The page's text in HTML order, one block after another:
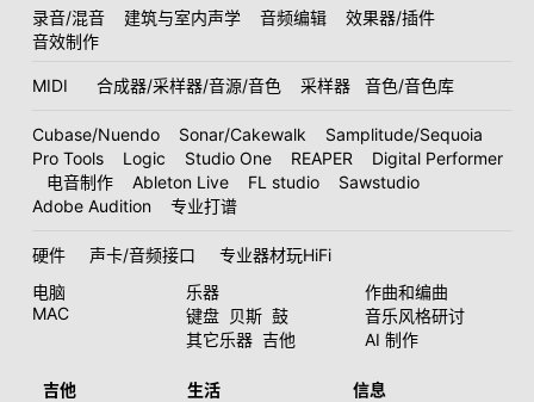
录音/混音
建筑与室内声学 音频编辑
效果器/插件
音效制作
MIDI 合成器/采样器/音源/音色 采样器 音色/音色库
Cubase/Nuendo Sonar/Cakewalk
Samplitude/Sequoia
Pro Tools
Logic Studio One REAPER
Digital Performer
电音制作
Ableton Live FL studio
Sawstudio
Adobe Audition
专业打谱
硬件 声卡/音频接口
专业器材玩HiFi
电脑
MAC
乐器
键盘 贝斯 鼓
其它乐器 吉他
作曲和编曲
音乐风格研讨
AI 制作
吉他
生活
信息